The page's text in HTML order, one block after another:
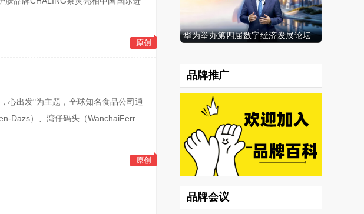
原创
心出发"为主题，全球知名食品公司通
Dazs）、湾仔码头（WanchaiFerr
原创
华为举办第四届数字经济发展论坛
品牌推广
品牌会议